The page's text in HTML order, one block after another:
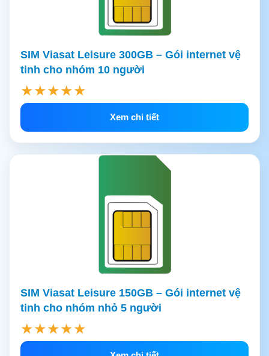
SIM Viasat Leisure 300GB – Gói internet vệ
tinh cho nhóm 10 người
★★★★★
Xem chi tiết
SIM Viasat Leisure 150GB – Gói internet vệ
tinh cho nhóm nhỏ 5 người
★★★★★